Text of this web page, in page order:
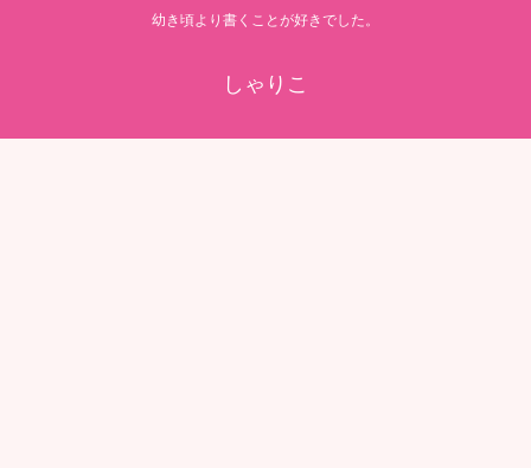
幼き頃より書くことが好きでした。
しゃりこ